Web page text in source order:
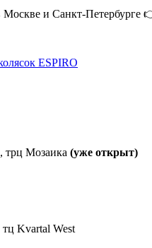
и Санкт-Петербурге
трц Мозаика (уже открыт)
Kvartal West